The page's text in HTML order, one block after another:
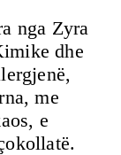
nga Zyra
dhe
me
e